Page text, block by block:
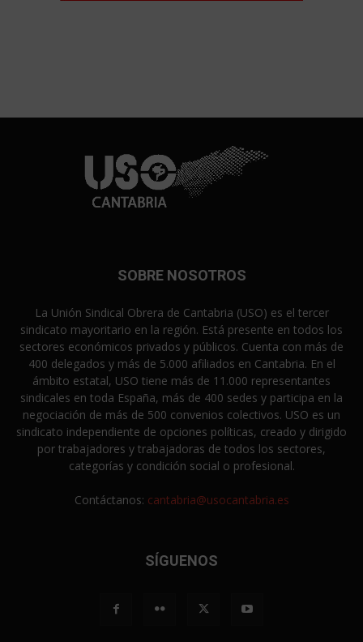
SOBRE NOSOTROS
La Unión Sindical Obrera de Cantabria (USO) es el tercer
sindicato mayoritario en la región. Está presente en todos los
sectores económicos privados y públicos. Cuenta con más de
400 delegados y más de 5.000 afiliados en Cantabria. En el
ámbito estatal, USO tiene más de 11.000 representantes
sindicales en toda España, más de 400 sedes y participa en la
negociación de más de 500 convenios colectivos. USO es un
sindicato independiente de opciones políticas, creado y dirigido
por trabajadores y trabajadoras de todos los sectores,
categorías y condición social o profesional.
Contáctanos: cantabria@usocantabria.es
SÍGUENOS